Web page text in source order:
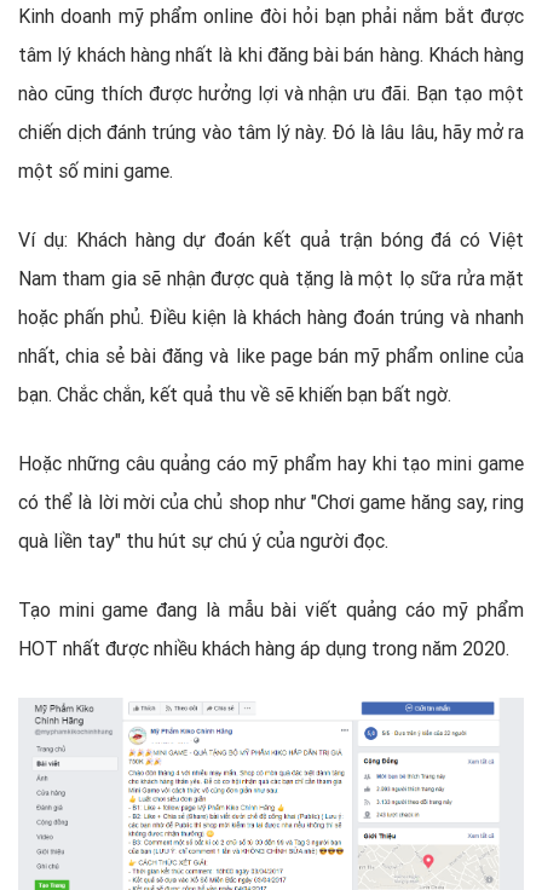
Kinh doanh mỹ phẩm online đòi hỏi bạn phải nắm bắt được
tâm lý khách hàng nhất là khi đăng bài bán hàng. Khách hàng
nào cũng thích được hưởng lợi và nhận ưu đãi. Bạn tạo một
chiến dịch đánh trúng vào tâm lý này. Đó là lâu lâu, hãy mở ra
một số mini game.
Ví dụ: Khách hàng dự đoán kết quả trận bóng đá có Việt
Nam tham gia sẽ nhận được quà tặng là một lọ sữa rửa mặt
hoặc phấn phủ. Điều kiện là khách hàng đoán trúng và nhanh
nhất, chia sẻ bài đăng và like page bán mỹ phẩm online của
bạn. Chắc chắn, kết quả thu về sẽ khiến bạn bất ngờ.
Hoặc những câu quảng cáo mỹ phẩm hay khi tạo mini game
có thể là lời mời của chủ shop như "Chơi game hăng say, ring
quà liền tay" thu hút sự chú ý của người đọc.
Tạo mini game đang là mẫu bài viết quảng cáo mỹ phẩm
HOT nhất được nhiều khách hàng áp dụng trong năm 2020.